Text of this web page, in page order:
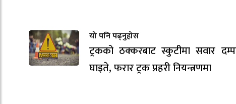
यो पनि पढ्नुहोस
ट्रकको ठक्करबाट स्कुटीमा सवार
घाइते, फरार ट्रक प्रहरी नियन्त्रणमा